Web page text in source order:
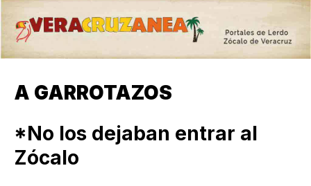
A GARROTAZOS
*No los dejaban entrar al
Zócalo